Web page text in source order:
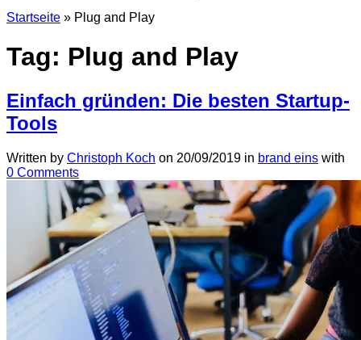
Startseite » Plug and Play
Tag: Plug and Play
Einfach gründen: Die besten Startup-
Tools
Written by Christoph Koch on 20/09/2019 in brand eins with
0 Comments